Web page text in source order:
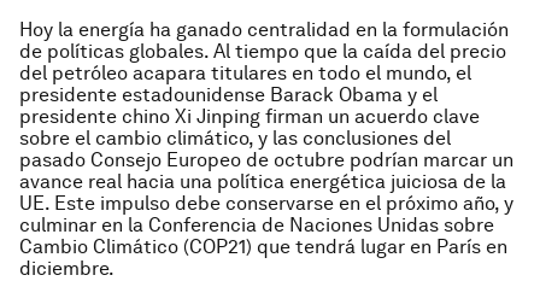
Hoy la energía ha ganado centralidad en la formulación
de políticas globales. Al tiempo que la caída del precio
del petróleo acapara titulares en todo el mundo, el
presidente estadounidense Barack Obama y el
presidente chino Xi Jinping firman un acuerdo clave
sobre el cambio climático, y las conclusiones del
pasado Consejo Europeo de octubre podrían marcar un
avance real hacia una política energética juiciosa de la
UE. Este impulso debe conservarse en el próximo año, y
culminar en la Conferencia de Naciones Unidas sobre
Cambio Climático (COP21) que tendrá lugar en París en
diciembre.